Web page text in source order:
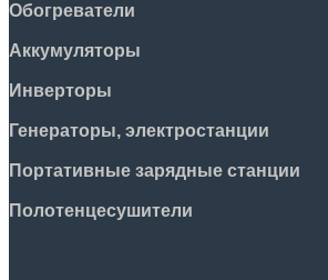
Обогреватели
Аккумуляторы
Инверторы
Генераторы, электростанции
Портативные зарядные станции
Полотенцесушители